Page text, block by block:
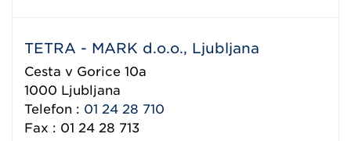
TETRA - MARK d.o.o., Ljubljana
Cesta v Gorice 10a
1000 Ljubljana
Telefon : 01 24 28 710
Fax : 01 24 28 713